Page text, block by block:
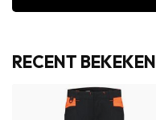
RECENT BEKEKEN